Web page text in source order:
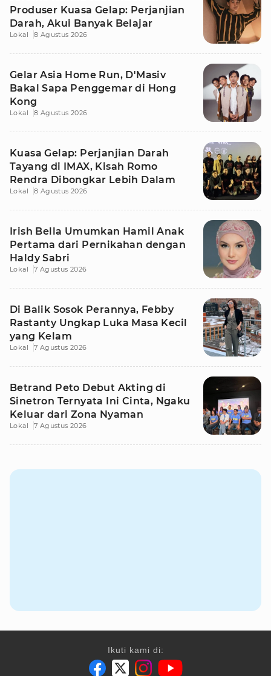
Produser Kuasa Gelap: Perjanjian
Darah, Akui Banyak Belajar
Lokal 8 Agustus 2026
Gelar Asia Home Run, D'Masiv
Bakal Sapa Penggemar di Hong
Kong
Lokal 8 Agustus 2026
Kuasa Gelap: Perjanjian Darah
Tayang di IMAX, Kisah Romo
Rendra Dibongkar Lebih Dalam
Lokal 8 Agustus 2026
Irish Bella Umumkan Hamil Anak
Pertama dari Pernikahan dengan
Haldy Sabri
Lokal 7 Agustus 2026
Di Balik Sosok Perannya, Febby
Rastanty Ungkap Luka Masa Kecil
yang Kelam
Lokal 7 Agustus 2026
Betrand Peto Debut Akting di
Sinetron Ternyata Ini Cinta, Ngaku
Keluar dari Zona Nyaman
Lokal 7 Agustus 2026
Ikuti kami di: